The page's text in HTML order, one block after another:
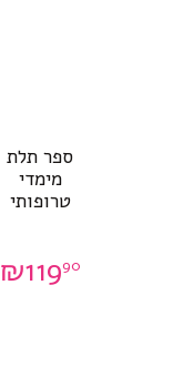
ספר תלת
מימדי
טרופותי
₪11990